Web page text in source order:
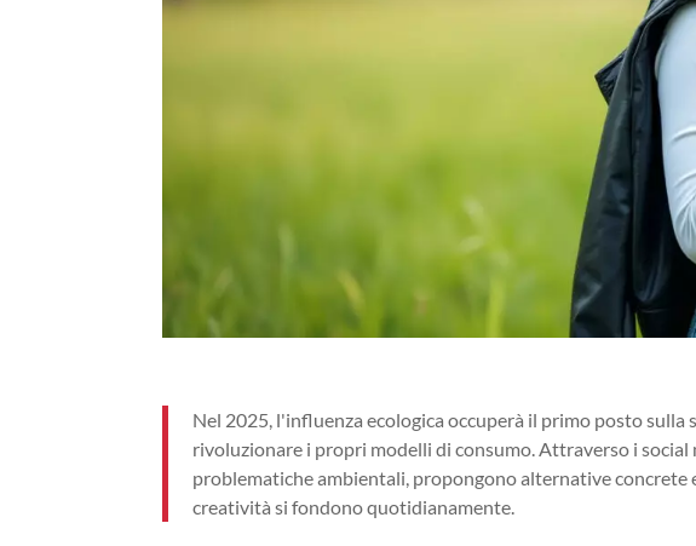
Nel 2025, l'influenza ecologica occuperà il primo posto
rivoluzionare i propri modelli di consumo. Attraverso i
problematiche ambientali, propongono alternative concrete
creatività si fondono quotidianamente.